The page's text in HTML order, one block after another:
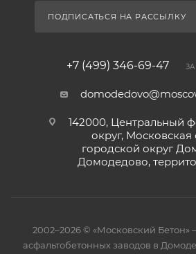
ПОДПИСАТЬСЯ НА РАССЫЛКУ
+7 (499) 346-69-47
142000, Центральный
округ, Московская
городской округ
Домодедово,
2002–2026 © «Московский Бетон»
асфальтобетонных заводов в